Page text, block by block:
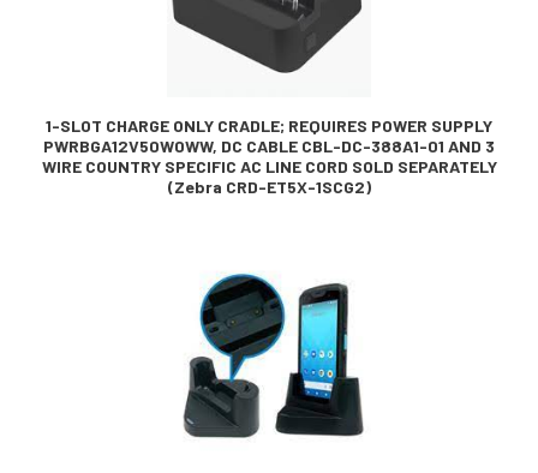
1-SLOT CHARGE ONLY CRADLE; REQUIRES POWER SUPPLY
PWRBGA12V50W0WW, DC CABLE CBL-DC-388A1-01 AND 3
WIRE COUNTRY SPECIFIC AC LINE CORD SOLD SEPARATELY
(Zebra CRD-ET5X-1SCG2)